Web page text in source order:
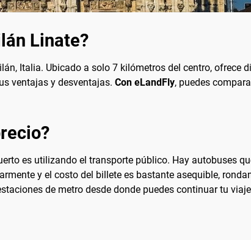
Linate?
Italia. Ubicado a solo 7 kilómetros del centro, ofrece
ventajas y desventajas. Con eLandFly, puedes
es utilizando el transporte público. Hay autobuses
y el costo del billete es bastante asequible,
de metro desde donde puedes continuar tu